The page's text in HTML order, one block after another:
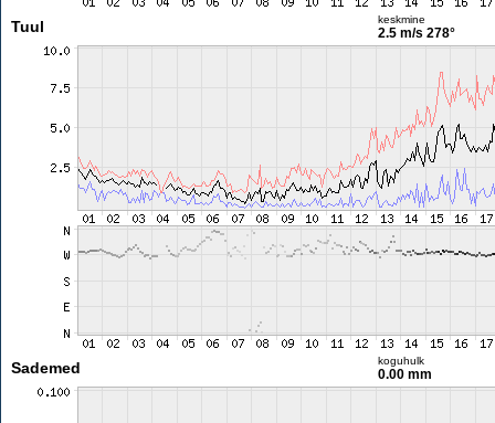
Tuul keskmine
2.5 m/s 278°
Sademed koguhulk
0.00 mm